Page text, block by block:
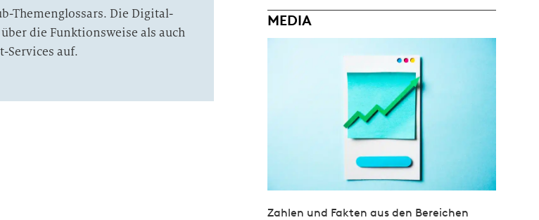
Themenglossars. Die Digital-
die Funktionsweise als auch
Services auf.
MEDIA
Zahlen und Fakten aus den Bereichen